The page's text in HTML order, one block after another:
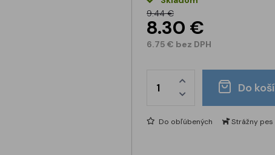
9.44 €
8.30 €
6.75 € bez DPH
Do
Do obľúbených Strážny pes